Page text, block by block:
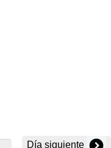
Día siguiente